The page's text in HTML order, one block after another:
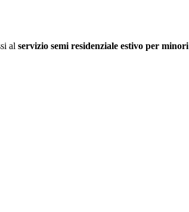
al servizio semi residenziale estivo per minori